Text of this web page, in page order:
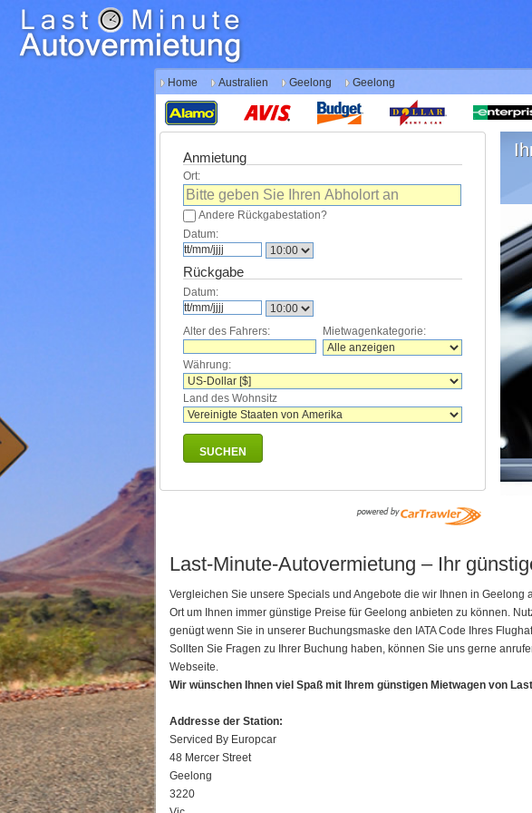
Home Australien Geelong Geelong
Anmietung
Ort:
Andere Rückgabestation?
Datum:
Rückgabe
Datum:
Alter des Fahrers: Mietwagenkategorie:
Währung:
Land des Wohnsitz
SUCHEN
Last-Minute-Autovermietung – Ihr
Vergleichen Sie unsere Specials und Angebote die wir Ihnen in
Ort um Ihnen immer günstige Preise für Geelong anbieten zu können.
genügt wenn Sie in unserer Buchungsmaske den IATA Code Ihres
Sollten Sie Fragen zu Ihrer Buchung haben, können Sie uns gerne
Webseite.
Wir wünschen Ihnen viel Spaß mit Ihrem günstigen Mietwagen von
Addresse der Station:
Serviced By Europcar
48 Mercer Street
Geelong
3220